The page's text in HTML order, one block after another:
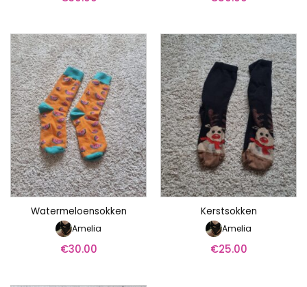
Watermeloensokken
Amelia
€30.00
Kerstsokken
Amelia
€25.00